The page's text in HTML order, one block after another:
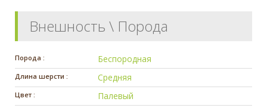
Внешность \ Порода
Порода : Беспородная
Длина шерсти : Средняя
Цвет : Палевый